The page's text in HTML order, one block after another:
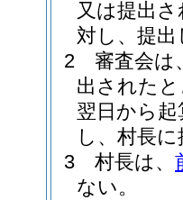
又は提出
対し、提
2
審査会は
出された
翌日から
し、村長
3
村長は、
ない。